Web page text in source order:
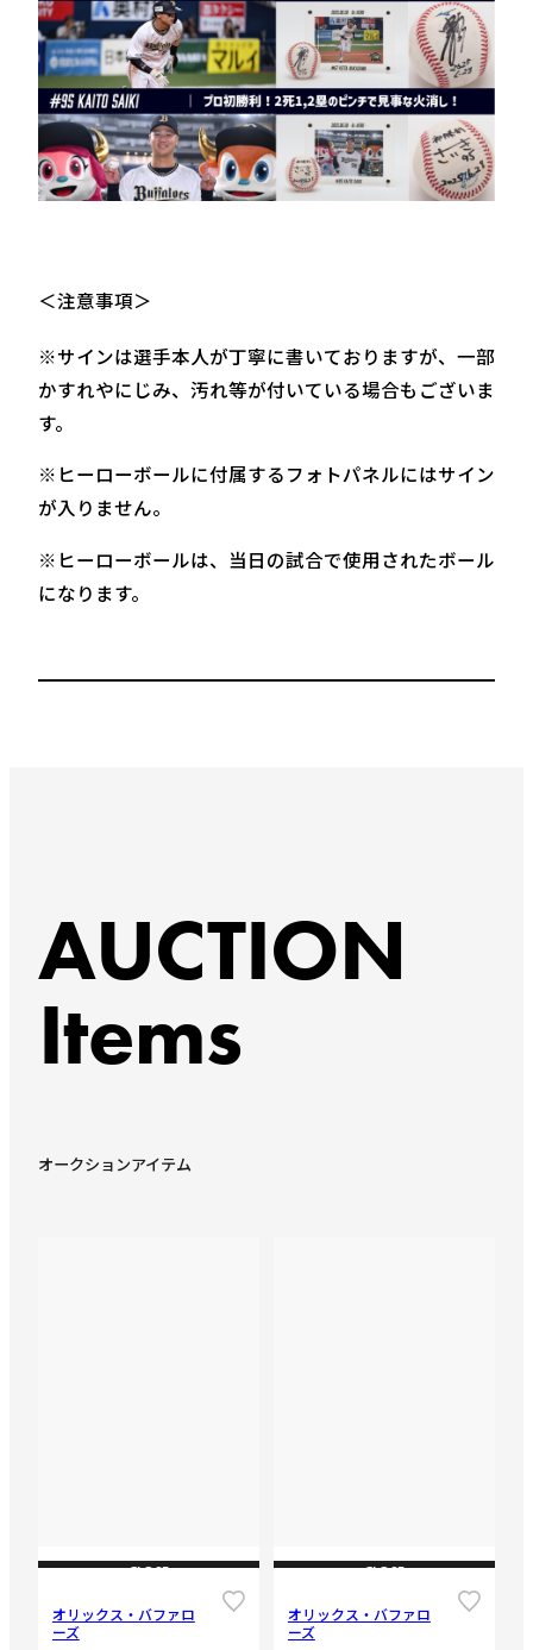
＜注意事項＞
※サインは選手本人が丁寧に書いておりますが、一部
かすれやにじみ、汚れ等が付いている場合もございま
す。
※ヒーローボールに付属するフォトパネルにはサイン
が入りません。
※ヒーローボールは、当日の試合で使用されたボール
になります。
AUCTION
Items
オークションアイテム
CLOSE
オリックス・バファロ
ーズ
CLOSE
オリックス・バファロ
ーズ